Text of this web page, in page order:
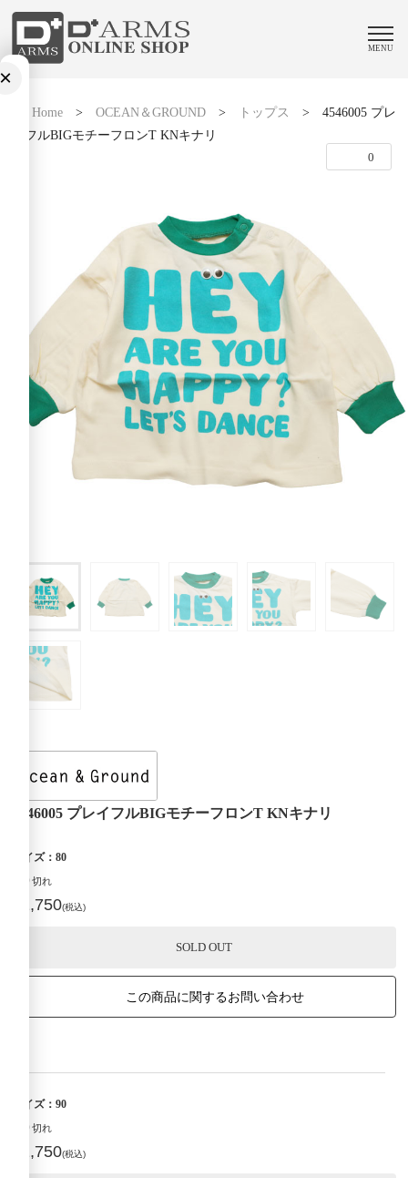
MENU
Home> OCEAN＆GROUND> トップス > 4546005 プレ
イフルBIGモチーフロンT KNキナリ
0
4546005 プレイフルBIGモチーフロンT KNキナリ
サイズ：80
売り切れ
¥2,750(税込)
SOLD OUT
この商品に関するお問い合わせ
サイズ：90
売り切れ
¥2,750(税込)
×